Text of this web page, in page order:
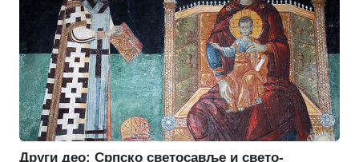
Други део: Српско светосавље и свето-